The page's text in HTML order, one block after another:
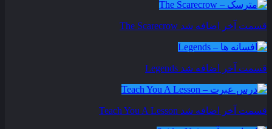
قسمت آخر اضافه شد The Scarecrow
قسمت آخر اضافه شد Legends
قسمت آخر اضافه شد Teach You A Lesson